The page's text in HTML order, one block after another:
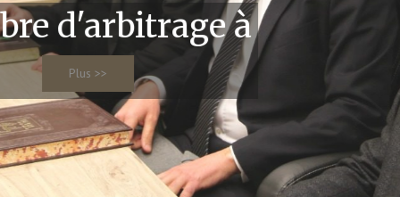
Plus >>
d'arbitrage à
Rédaction de
contrat,